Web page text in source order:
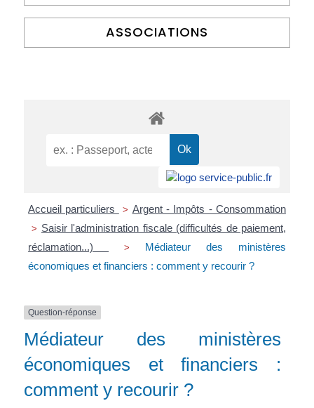
ASSOCIATIONS
Accueil particuliers > Argent - Impôts - Consommation
> Saisir l'administration fiscale (difficultés de paiement,
réclamation...)
>
Médiateur des ministères
économiques et financiers : comment y recourir ?
Question-réponse
Médiateur des ministères
économiques et financiers :
comment y recourir ?